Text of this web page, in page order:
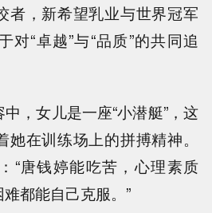
者，新希望乳业与世界冠军
对“卓越”与“品质”的共同追
，女儿是一座“小潜艇”，这
在训练场上的拼搏精神。
“唐钱婷能吃苦，心理素质
都能自己克服。”